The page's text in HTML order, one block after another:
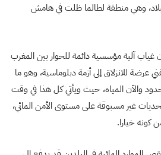
وهي منطقة لطالما ظلت في هامش
غياب آلية مؤسسية دائمة للحوار بين المغرب
للانزلاق إلى أزمة دبلوماسية، وهو ما
والآن المياه، حيث ويأتي كل هذا في وقت
غير مسبوقة على مستوى الأمن المائي،
كونه خيارا.